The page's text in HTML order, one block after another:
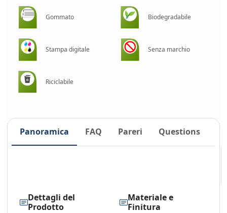
Gommato Biodegradabile
Stampa digitale Senza marchio
Riciclabile
Panoramica FAQ Pareri Questions
Dettagli del
Prodotto
Materiale e
Finitura